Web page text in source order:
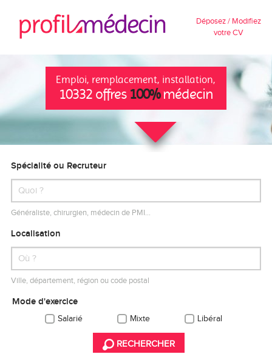
Déposez / Modifiez
votre CV
Emploi, remplacement, installation,
10332 offres 100%médecin
Spécialité ou Recruteur
Généraliste, chirurgien, médecin de PMI…
Localisation
Ville, département, région ou code postal
Mode d'exercice
Salarié Mixte Libéral
RECHERCHER